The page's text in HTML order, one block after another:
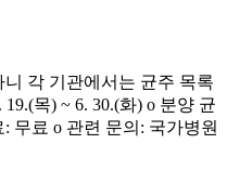
각 기관에서는 균주 목록
목) ~ 6. 30.(화) o 분양 균
무료 o 관련 문의: 국가병원